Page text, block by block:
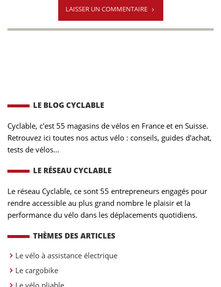
LAISSER UN COMMENTAIRE
LE BLOG CYCLABLE
Cyclable, c'est 55 magasins de vélos en France et en Suisse.
Retrouvez ici toutes nos actus vélo : conseils, guides d'achat,
tests de vélos...
LE RÉSEAU CYCLABLE
Le réseau Cyclable, ce sont 55 entrepreneurs engagés pour
rendre accessible au plus grand nombre le plaisir et la
performance du vélo dans les déplacements quotidiens.
THÈMES DES ARTICLES
Le vélo à assistance électrique
Le cargobike